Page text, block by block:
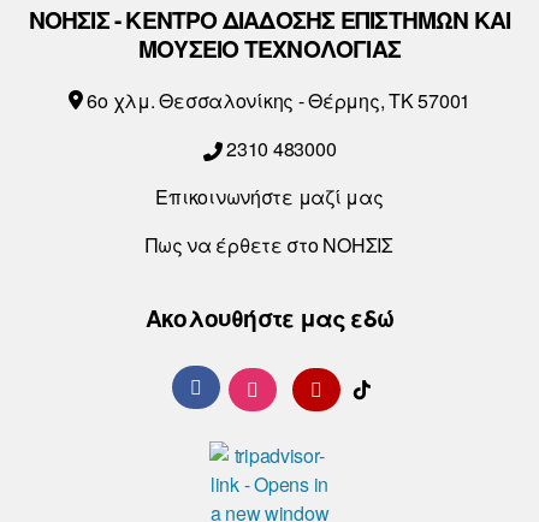
ΝΟΗΣΙΣ - ΚΕΝΤΡΟ ΔΙΑΔΟΣΗΣ ΕΠΙΣΤΗΜΩΝ ΚΑΙ
ΜΟΥΣΕΙΟ ΤΕΧΝΟΛΟΓΙΑΣ
6o χλμ. Θεσσαλονίκης - Θέρμης, ΤΚ 57001
2310 483000
Επικοινωνήστε μαζί μας
Πως να έρθετε στο ΝΟΗΣΙΣ
Ακολουθήστε μας εδώ